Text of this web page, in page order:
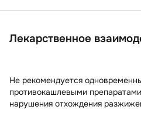
Лекарственное
Не рекомендуется
противокашлевыми
нарушения отхождения